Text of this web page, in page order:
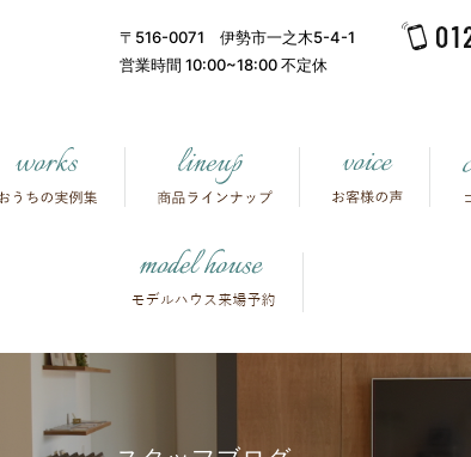
〒516-0071 伊勢市一之木5-4-1
営業時間 10:00~18:00 不定休